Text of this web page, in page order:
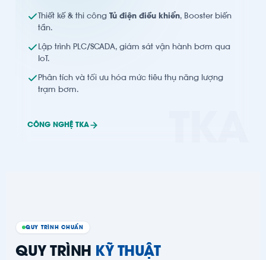
Thiết kế & thi công Tủ điện điều khiển, Booster biến
tần.
Lập trình PLC/SCADA, giám sát vận hành bơm qua
IoT.
Phân tích và tối ưu hóa mức tiêu thụ năng lượng
trạm bơm.
CÔNG NGHỆ TKA
QUY TRÌNH CHUẨN
QUY TRÌNH KỸ THUẬT